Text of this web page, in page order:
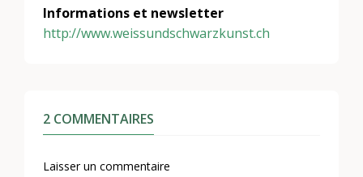
Informations et newsletter
http://www.weissundschwarzkunst.ch
2 COMMENTAIRES
Laisser un commentaire